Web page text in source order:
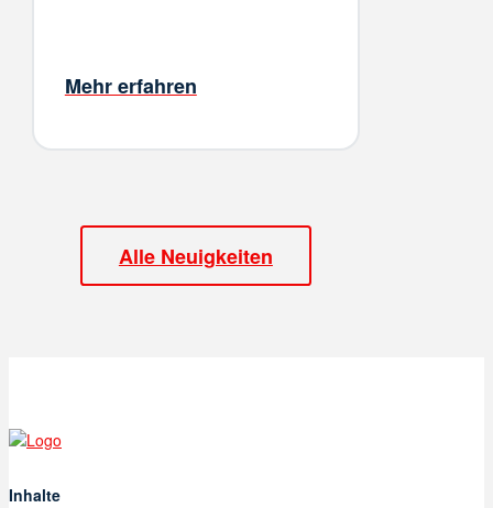
Mehr erfahren
Alle Neuigkeiten
Inhalte